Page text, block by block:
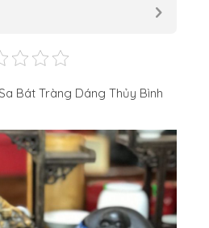
Bát Tràng Dáng Thủy Bình